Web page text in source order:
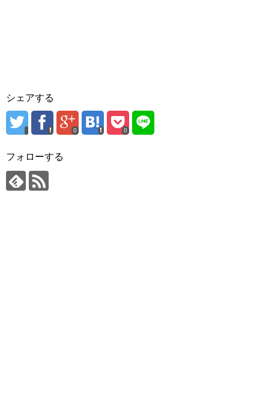
シェアする
0 0
フォローする